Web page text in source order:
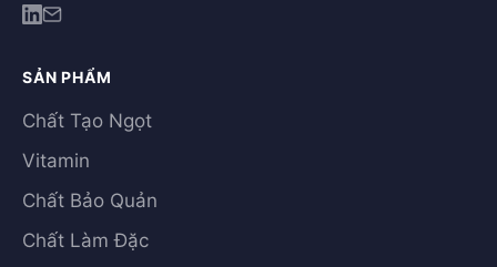
SẢN PHẨM
Chất Tạo Ngọt
Vitamin
Chất Bảo Quản
Chất Làm Đặc